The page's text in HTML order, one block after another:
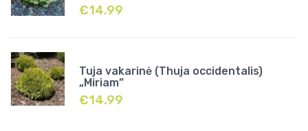
€14.99
Tuja vakarinė (Thuja occidentalis)
„Miriam”
€14.99